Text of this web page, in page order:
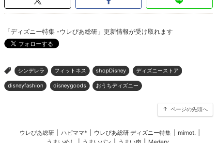
「ディズニー特集 -ウレぴあ総研」更新情報が受け取れます
> シンデレラ フィットネス shopDisney ディズニーストア
disneyfashion disneygoods おうちディズニー
ページの先頭へ
ウレぴあ総研 ハピママ* ウレぴあ総研 ディズニー特集 mimot.